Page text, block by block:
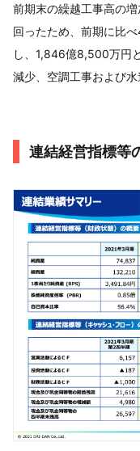
前期末の繰越工事高の
回ったため、前期に比
し、1,846億8,500万円
減少、空調工事および水
連結経営指標等